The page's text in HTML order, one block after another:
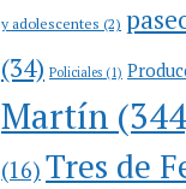
y adolescentes (2)
(34) Policiales (1)
Martín
(16) Tres de